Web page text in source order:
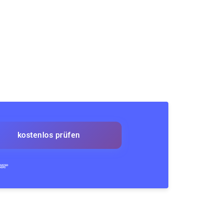
kostenlos prüfen